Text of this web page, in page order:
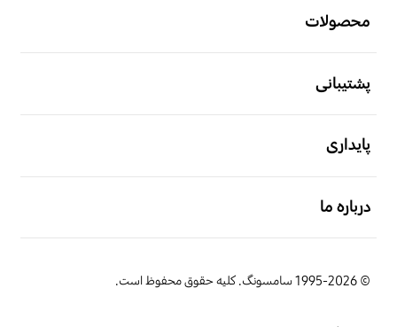
محصولات
پشتیبانی
پایداری
درباره ما
© 1995-2026 سامسونگ. کلیه حقوق محفوظ است.